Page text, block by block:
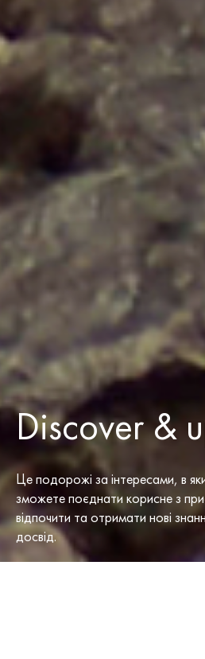
Discover &
Це подорожі за інтересами, в
зможете поєднати корисне з
відпочити та отримати нові
досвід.